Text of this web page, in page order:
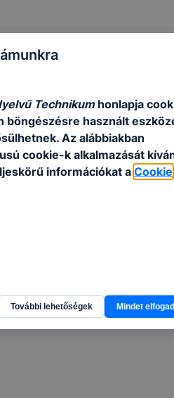
Technikumhonlapja
böngészésre használt
Az alábbiakban
cookie-k alkalmazását
információkat a Cookie
További lehetőségek Mindet